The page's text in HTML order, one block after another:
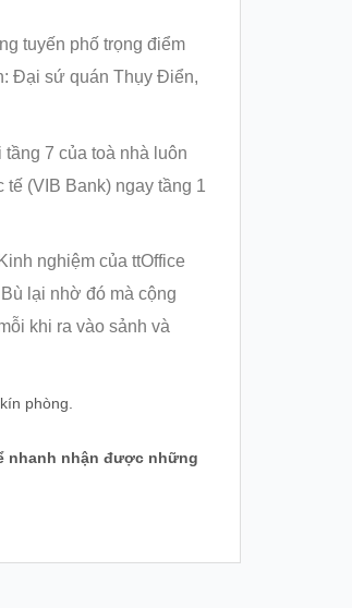
tuyến phố trọng điểm
Đại sứ quán Thụy Điển,
7 của toà nhà luôn
(VIB Bank) ngay tầng 1
nghiệm của ttOffice
lại nhờ đó mà cộng
khi ra vào sảnh và
phòng.
nhanh nhận được những